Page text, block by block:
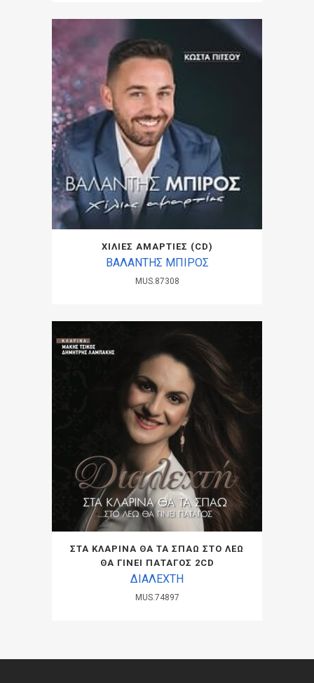
ΧΙΛΙΕΣ ΑΜΑΡΤΙΕΣ (CD)
ΒΑΛΑΝΤΗΣ ΜΠΙΡΟΣ
MUS.87308
ΣΤΑ ΚΛΑΡΙΝΑ ΘΑ ΤΑ ΣΠΑΩ ΣΤΟ ΛΕΩ
ΘΑ ΓΙΝΕΙ ΠΑΤΑΓΟΣ 2CD
ΔΙΑΛΕΧΤΗ
MUS.74897